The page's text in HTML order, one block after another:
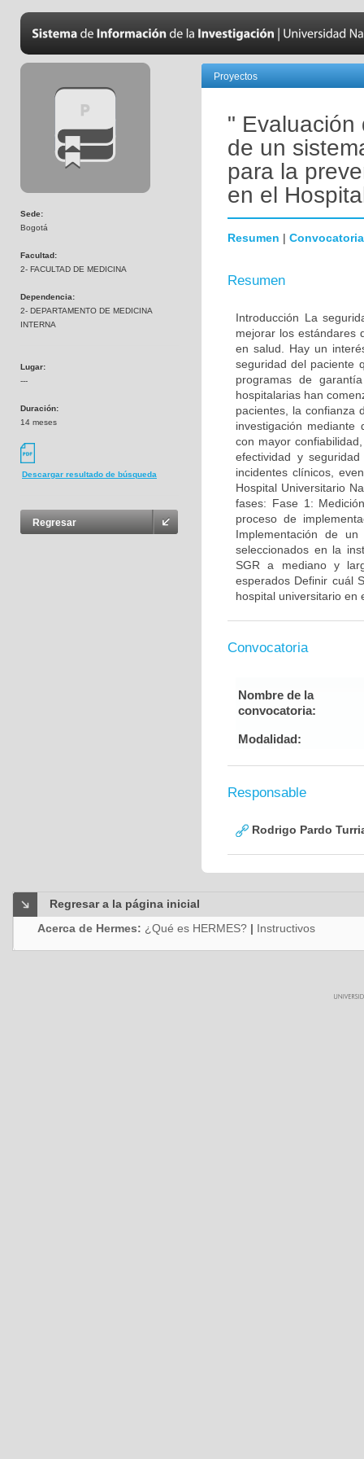
Sede:
Bogotá
Facultad:
2- FACULTAD DE MEDICINA
Dependencia:
2- DEPARTAMENTO DE MEDICINA
INTERNA
Lugar:
---
Duración:
14 meses
Descargar resultado de búsqueda
Regresar
Proyectos
" Evaluación
de un
para la
en el
Resumen | Convocatoria
Resumen
Introducción La
mejorar los estándares
en salud. Hay un
seguridad del paciente
programas de
hospitalarias han
pacientes, la confianza
investigación
con mayor
efectividad y
incidentes clínicos,
Hospital Universitario
fases: Fase 1:
proceso de
Implementación de
seleccionados en la
SGR a mediano y
esperados Definir cuál
hospital universitario en
Convocatoria
Nombre de la
convocatoria:
Modalidad:
Responsable
Rodrigo Pardo
Regresar a la página inicial
Acerca de Hermes: ¿Qué es HERMES? | Instructivos